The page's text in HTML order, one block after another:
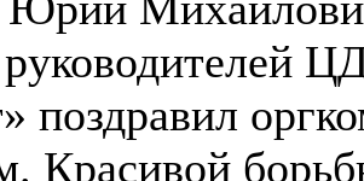
руководителей
поздравил
Красивой